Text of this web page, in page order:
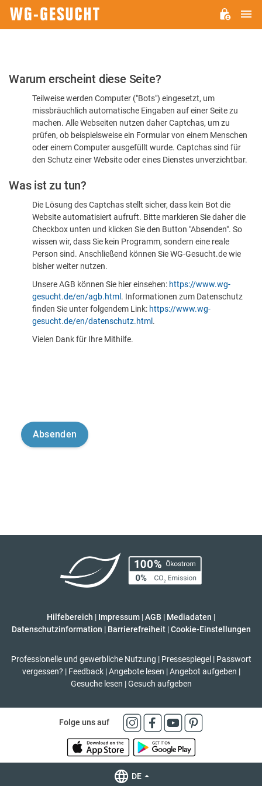
Bitte
dass
sind
Warum erscheint diese Seite?
Teilweise werden Computer ("Bots") eingesetzt, um
missbräuchlich automatische Eingaben auf einer Seite zu
machen. Alle Webseiten nutzen daher Captchas, um zu
prüfen, ob beispielsweise ein Formular von einem Menschen
oder einem Computer ausgefüllt wurde. Captchas sind für
den Schutz einer Website oder eines Dienstes unverzichtbar.
Was ist zu tun?
Die Lösung des Captchas stellt sicher, dass kein Bot die
Website automatisiert aufruft. Bitte markieren Sie daher die
Checkbox unten und klicken Sie den Button "Absenden". So
wissen wir, dass Sie kein Programm, sondern eine reale
Person sind. Anschließend können Sie WG-Gesucht.de wie
bisher weiter nutzen.
Unsere AGB können Sie hier einsehen: https://www.wg-
gesucht.de/en/agb.html . Informationen zum Datenschutz
finden Sie unter folgendem Link: https://www.wg-
gesucht.de/en/datenschutz.html .
Vielen Dank für Ihre Mithilfe.
Hilfebereich | Impressum |AGB | Mediadaten |
Datenschutzinformation | Barrierefreiheit | Cookie-Einstellungen
Professionelle und gewerbliche Nutzung | Pressespiegel | Passwort
vergessen? | Feedback | Angebote lesen | Angebot aufgeben |
Gesuche lesen | Gesuch aufgeben
Folge uns auf
DE